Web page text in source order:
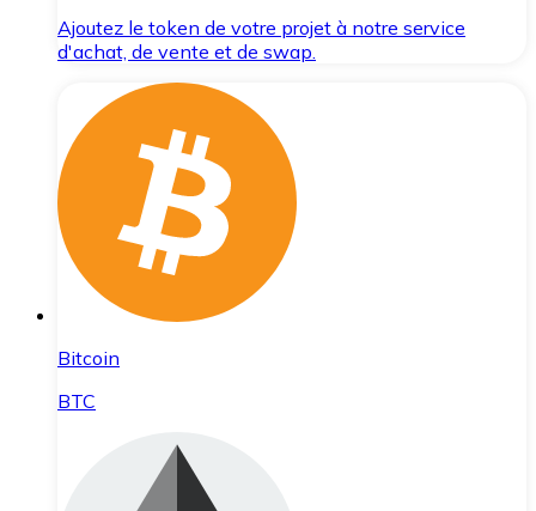
Ajoutez le token de votre projet à notre service
d'achat, de vente et de swap.
Bitcoin
BTC